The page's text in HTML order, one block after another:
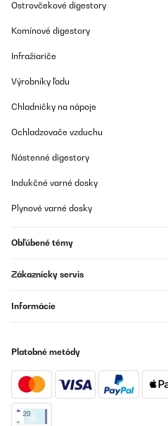
Gerät ist einfach und
70°C nicht übermäßig heiß,
soliden Eindruck.Zwei Aspekte
für ein gleichmäßiges Dörr-
heiße Luft von unten nach oben
beobachten kann, ohne den
Knoblauch sowie Bananen und
war hervorragend. Die
und unvergleichlich aromatisch.
zu schließen.
Amazon-Benutzer
Ottimo prodotto ben fatto . L'ho
vicinanza della cucina alla
si possa sentire )
Utente Amazon
Preložiť
Ostrovčekové digestory
Komínové digestory
Infražiariče
Výrobníky ľadu
Chladničky na nápoje
Ochladzovače vzduchu
Nástenné digestory
Indukčné varné dosky
Plynové varné dosky
Obľúbené témy
Zákaznícky servis
Informácie
Platobné metódy